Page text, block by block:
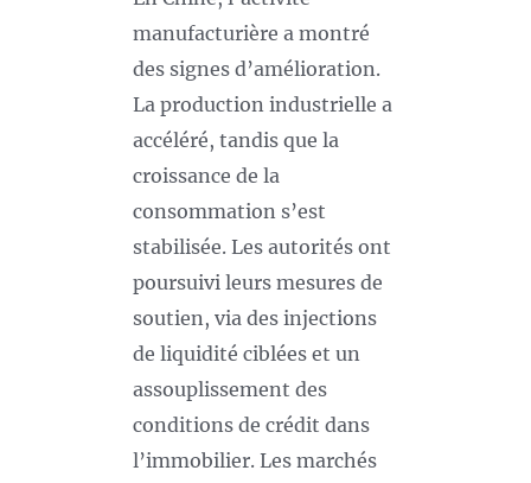
manufacturière a montré
des signes d’amélioration.
La production industrielle a
accéléré, tandis que la
croissance de la
consommation s’est
stabilisée. Les autorités ont
poursuivi leurs mesures de
soutien, via des injections
de liquidité ciblées et un
assouplissement des
conditions de crédit dans
l’immobilier. Les marchés